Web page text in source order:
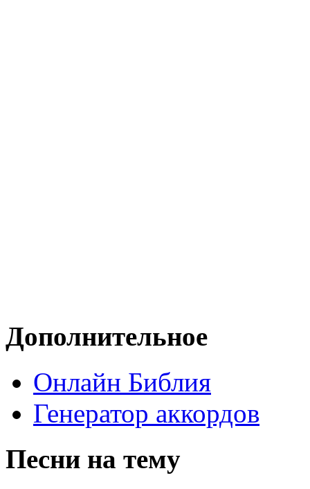
Дополнительное
Онлайн Библия
Генератор аккордов
Песни на тему